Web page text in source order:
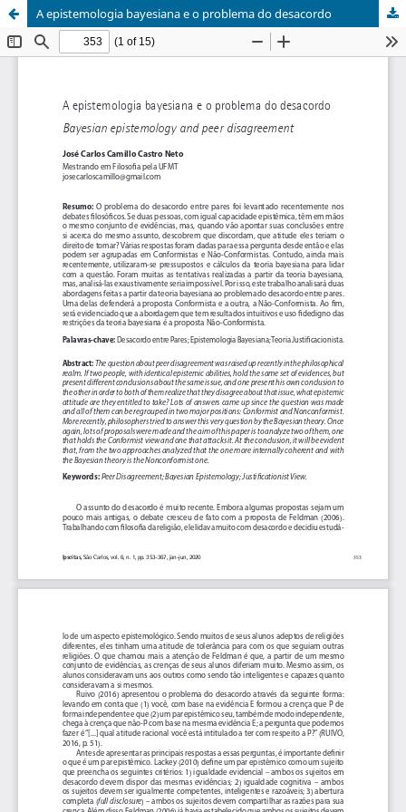
A epistemologia bayesiana e o problema do desacordo